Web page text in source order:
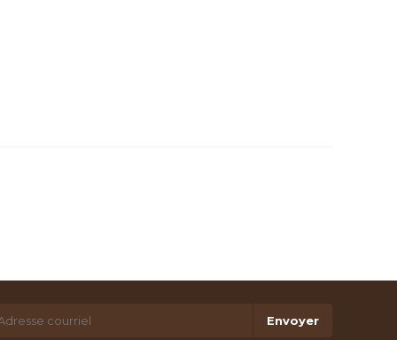
Envoyer